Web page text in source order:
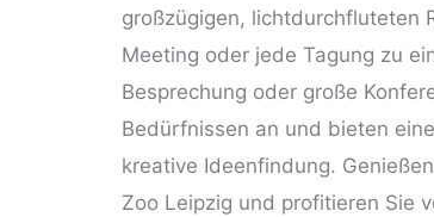
großzügigen, lichtdurchfluteten
Meeting oder jede Tagung zu
Besprechung oder große
Bedürfnissen an und bieten
kreative Ideenfindung.
Zoo Leipzig und profitieren Sie